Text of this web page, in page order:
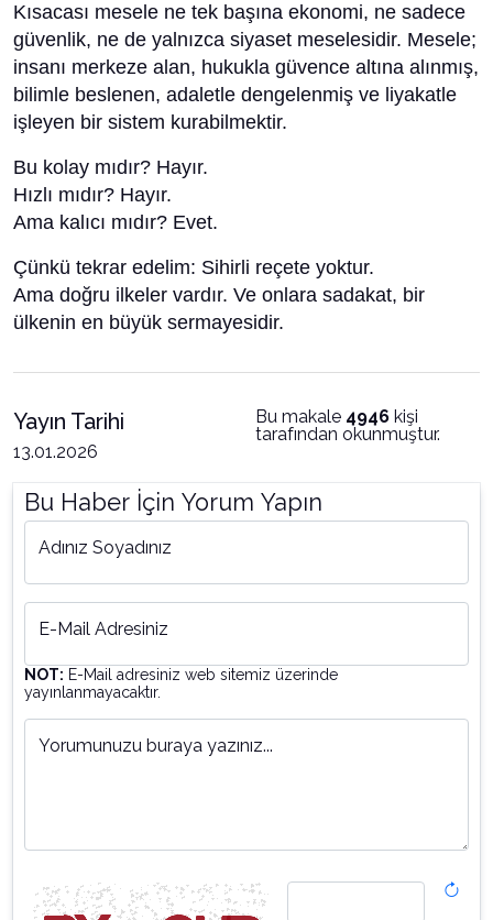
Kısacası mesele ne tek başına ekonomi, ne sadece
güvenlik, ne de yalnızca siyaset meselesidir. Mesele;
insanı merkeze alan, hukukla güvence altına alınmış,
bilimle beslenen, adaletle dengelenmiş ve liyakatle
işleyen bir sistem kurabilmektir.
Bu kolay mıdır? Hayır.
Hızlı mıdır? Hayır.
Ama kalıcı mıdır? Evet.
Çünkü tekrar edelim: Sihirli reçete yoktur.
Ama doğru ilkeler vardır. Ve onlara sadakat, bir
ülkenin en büyük sermayesidir.
Yayın Tarihi
13.01.2026
Bu makale 4946 kişi
tarafından okunmuştur.
Bu Haber İçin Yorum Yapın
Adınız Soyadınız
E-Mail Adresiniz
NOT: E-Mail adresiniz web sitemiz üzerinde
yayınlanmayacaktır.
Yorumunuzu buraya yazınız...